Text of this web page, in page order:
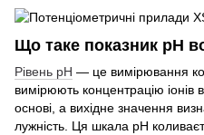
Що таке показник рН
Рівень pH — це вимірювання
вимірюють концентрацію іонів
основі, а вихідне значення
лужність. Ця шкала рН